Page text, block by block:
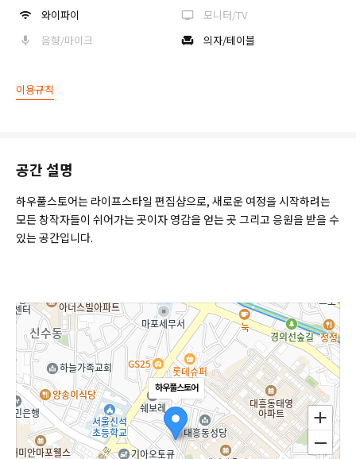
공간 설명
하우풀스토어는 라이프스타일 편집샵으로, 새로운 여정을 시작하려는
모든 창작자들이 쉬어가는 곳이자 영감을 얻는 곳 그리고 응원을 받을 수
있는 공간입니다.
하우풀스토어
와이파이
모니터/TV
음향/마이크
의자/테이블
이용규칙